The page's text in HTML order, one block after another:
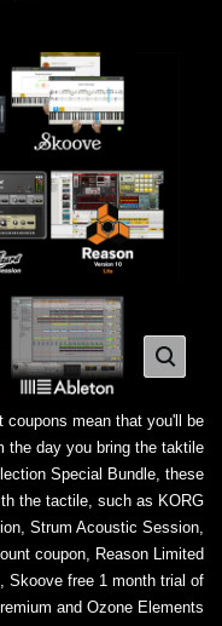
coupons mean that you'll be
the day you bring the taktile
Special Bundle, these
the tactile, such as KORG
Strum Acoustic Session,
coupon, Reason Limited
Skoove free 1 month trial of
and Ozone Elements.